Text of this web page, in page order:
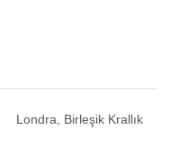
Londra, Birleşik Krallık